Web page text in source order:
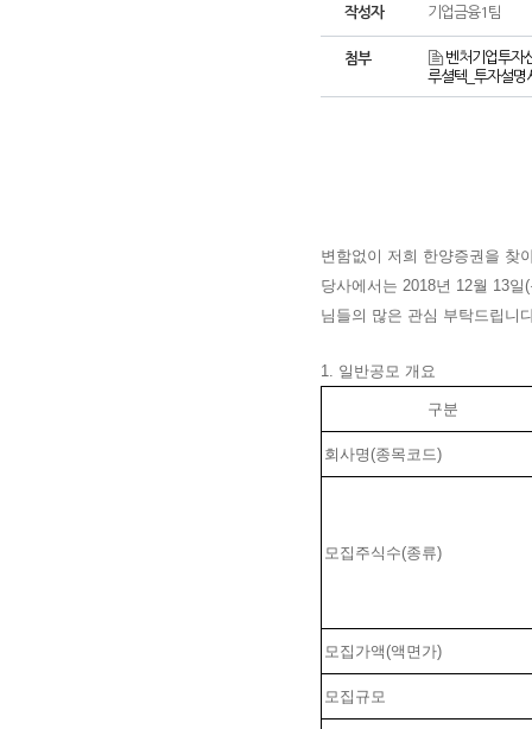
작성자 기업금융1팀
첨부
벤처기업투자
루셜텍_투자설명
변함없이 저희 한양증권을 찾
당사에서는 2018년 12월 13
님들의 많은 관심 부탁드립니
1. 일반공모 개요
구분
회사명(종목코드)
모집주식수(종류)
모집가액(액면가)
모집규모